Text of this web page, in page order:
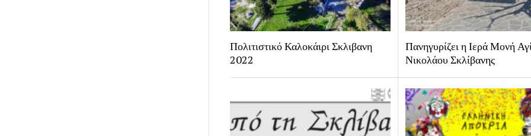
Πολιτιστικό Καλοκάιρι Σκλιβανη
2022
Πανηγυρίζει η Ιερά Μονή
Νικολάου Σκλίβανης